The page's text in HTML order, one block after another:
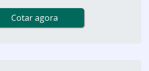
Cotar agora